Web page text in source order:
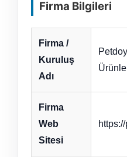
Firma Bilgileri
Firma /
Kuruluş
Adı
Firma
Web
Sitesi